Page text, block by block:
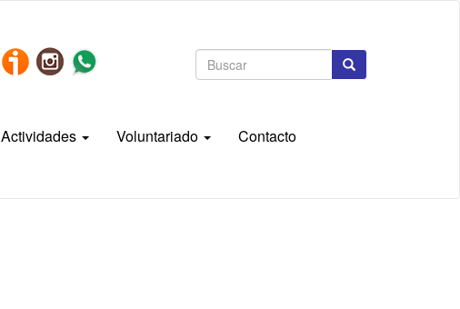
Formulario
búsqueda
Actividades Voluntariado
Contacto